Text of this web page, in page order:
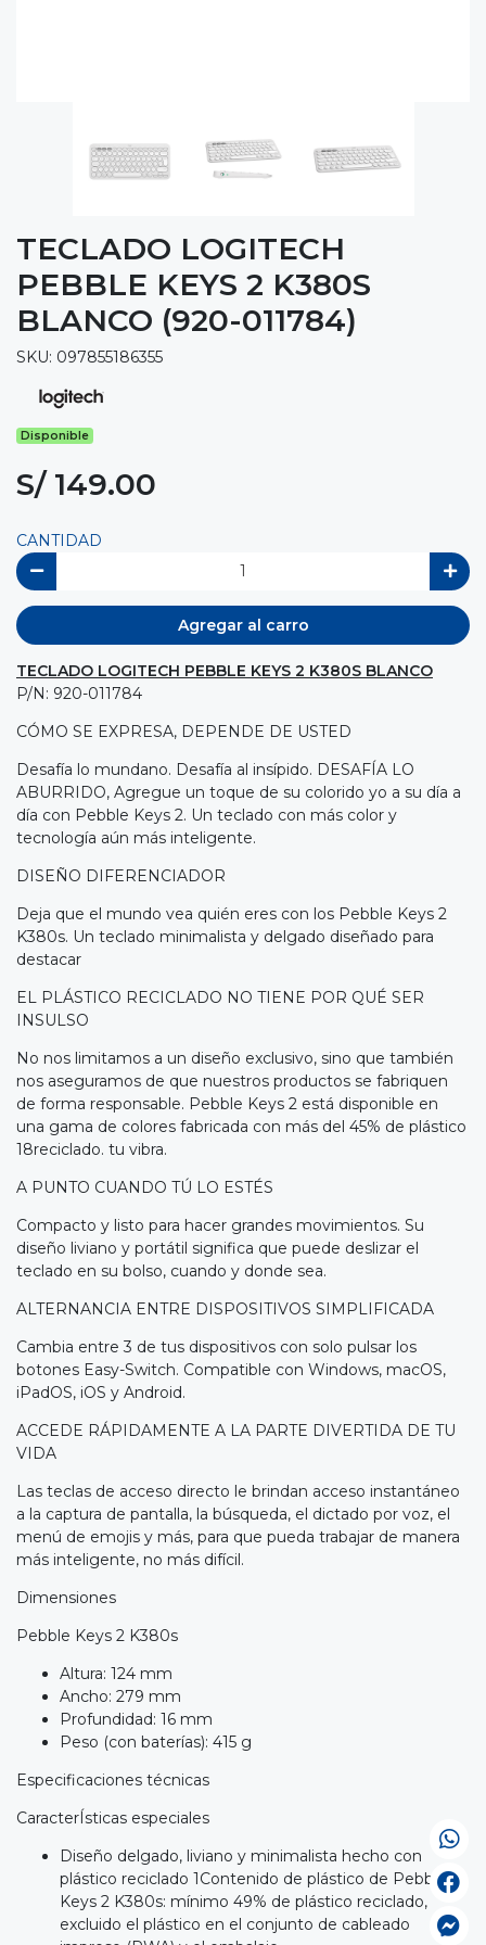
TECLADO LOGITECH
PEBBLE KEYS 2 K380S
BLANCO (920-011784)
SKU: 097855186355
Disponible
S/ 149.00
CANTIDAD
Agregar al carro
TECLADO LOGITECH PEBBLE KEYS 2 K380S BLANCO
P/N: 920-011784
CÓMO SE EXPRESA, DEPENDE DE USTED
Desafía lo mundano. Desafía al insípido. DESAFÍA LO
ABURRIDO, Agregue un toque de su colorido yo a su día a
día con Pebble Keys 2. Un teclado con más color y
tecnología aún más inteligente.
DISEÑO DIFERENCIADOR
Deja que el mundo vea quién eres con los Pebble Keys 2
K380s. Un teclado minimalista y delgado diseñado para
destacar
EL PLÁSTICO RECICLADO NO TIENE POR QUÉ SER
INSULSO
No nos limitamos a un diseño exclusivo, sino que también
nos aseguramos de que nuestros productos se fabriquen
de forma responsable. Pebble Keys 2 está disponible en
una gama de colores fabricada con más del 45% de plástico
18reciclado. tu vibra.
A PUNTO CUANDO TÚ LO ESTÉS
Compacto y listo para hacer grandes movimientos. Su
diseño liviano y portátil significa que puede deslizar el
teclado en su bolso, cuando y donde sea.
ALTERNANCIA ENTRE DISPOSITIVOS SIMPLIFICADA
Cambia entre 3 de tus dispositivos con solo pulsar los
botones Easy-Switch. Compatible con Windows, macOS,
iPadOS, iOS y Android.
ACCEDE RÁPIDAMENTE A LA PARTE DIVERTIDA DE TU
VIDA
Las teclas de acceso directo le brindan acceso instantáneo
a la captura de pantalla, la búsqueda, el dictado por voz, el
menú de emojis y más, para que pueda trabajar de manera
más inteligente, no más difícil.
Dimensiones
Pebble Keys 2 K380s
Altura: 124 mm
Ancho: 279 mm
Profundidad: 16 mm
Peso (con baterías): 415 g
Especificaciones técnicas
CaracterÍsticas especiales
Diseño delgado, liviano y minimalista hecho con
plástico reciclado 1Contenido de plástico de Pebble
Keys 2 K380s: mínimo 49% de plástico reciclado,
excluido el plástico en el conjunto de cableado